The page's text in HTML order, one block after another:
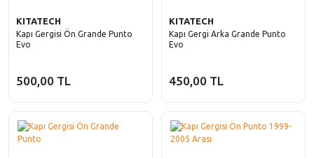
KITATECH
Kapı Gergisi Ön Grande Punto
Evo
500,00 TL
KITATECH
Kapı Gergi Arka Grande Punto
Evo
450,00 TL